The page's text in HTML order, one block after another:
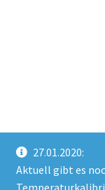
27.01.2020:
Aktuell gibt es